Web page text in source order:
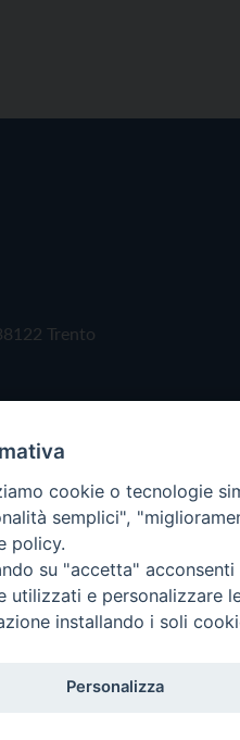
Trento
diritti riservati - Vita
cookie o tecnologie
semplici",
policy.
su "accetta"
utilizzati e personalizzare
installando i soli
Personalizza